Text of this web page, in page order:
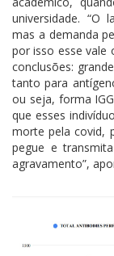
universidade. “O
mas a demanda
por isso esse vale
conclusões:
tanto para
ou seja, forma
que esses
morte pela covid,
pegue e
agravamento”,